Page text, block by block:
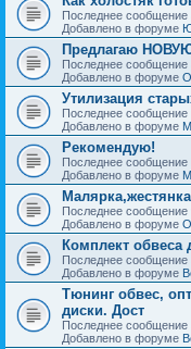
Последнее сообщение
Добавлено в форуме
Предлагаю
Последнее сообщение
Добавлено в форуме
Утилизация
Последнее сообщение
Добавлено в форуме
Рекомендую!
Последнее сообщение
Добавлено в форуме
Последнее сообщение
Добавлено в форуме
Комплект обвеса
Последнее сообщение
Добавлено в форуме
Тюнинг обвес,
диски. Дост
Последнее сообщение
Добавлено в форуме